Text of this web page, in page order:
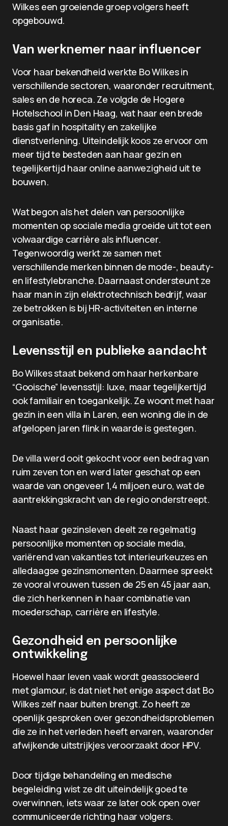
Wilkes een groeiende groep volgers heeft
opgebouwd.
Van werknemer naar influencer
Voor haar bekendheid werkte Bo Wilkes in
verschillende sectoren, waaronder recruitment,
sales en de horeca. Ze volgde de Hogere
Hotelschool in Den Haag, wat haar een brede
basis gaf in hospitality en zakelijke
dienstverlening. Uiteindelijk koos ze ervoor om
meer tijd te besteden aan haar gezin en
tegelijkertijd haar online aanwezigheid uit te
bouwen.
Wat begon als het delen van persoonlijke
momenten op sociale media groeide uit tot een
volwaardige carrière als influencer.
Tegenwoordig werkt ze samen met
verschillende merken binnen de mode-, beauty-
en lifestylebranche. Daarnaast ondersteunt ze
haar man in zijn elektrotechnisch bedrijf, waar
ze betrokken is bij HR-activiteiten en interne
organisatie.
Levensstijl en publieke aandacht
Bo Wilkes staat bekend om haar herkenbare
“Gooische” levensstijl: luxe, maar tegelijkertijd
ook familiair en toegankelijk. Ze woont met haar
gezin in een villa in Laren, een woning die in de
afgelopen jaren flink in waarde is gestegen.
De villa werd ooit gekocht voor een bedrag van
ruim zeven ton en werd later geschat op een
waarde van ongeveer 1,4 miljoen euro, wat de
aantrekkingskracht van de regio onderstreept.
Naast haar gezinsleven deelt ze regelmatig
persoonlijke momenten op sociale media,
variërend van vakanties tot interieurkeuzes en
alledaagse gezinsmomenten. Daarmee spreekt
ze vooral vrouwen tussen de 25 en 45 jaar aan,
die zich herkennen in haar combinatie van
moederschap, carrière en lifestyle.
Gezondheid en persoonlijke
ontwikkeling
Hoewel haar leven vaak wordt geassocieerd
met glamour, is dat niet het enige aspect dat Bo
Wilkes zelf naar buiten brengt. Zo heeft ze
openlijk gesproken over gezondheidsproblemen
die ze in het verleden heeft ervaren, waaronder
afwijkende uitstrijkjes veroorzaakt door HPV.
Door tijdige behandeling en medische
begeleiding wist ze dit uiteindelijk goed te
overwinnen, iets waar ze later ook open over
communiceerde richting haar volgers.